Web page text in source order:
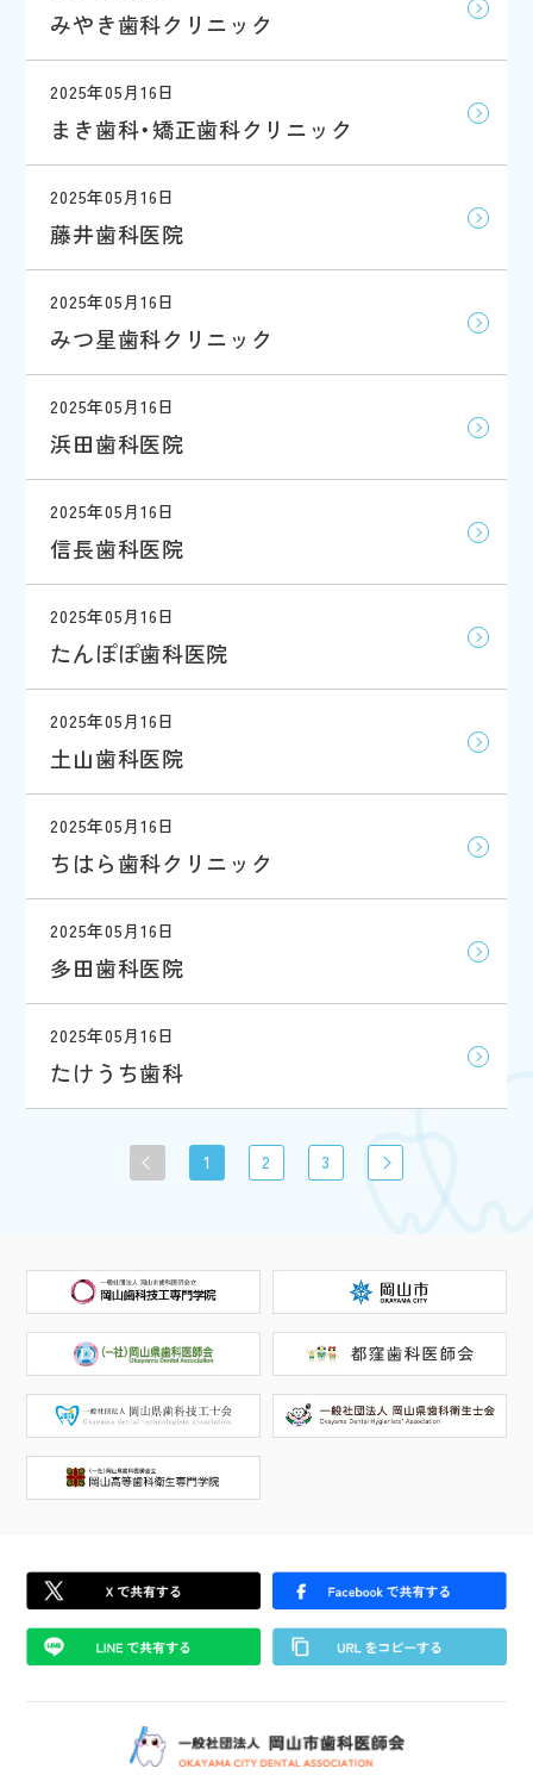
みやき歯科クリニック
2025年05月16日
まき歯科・矯正歯科クリニック
2025年05月16日
藤井歯科医院
2025年05月16日
みつ星歯科クリニック
2025年05月16日
浜田歯科医院
2025年05月16日
信長歯科医院
2025年05月16日
たんぽぽ歯科医院
2025年05月16日
土山歯科医院
2025年05月16日
ちはら歯科クリニック
2025年05月16日
多田歯科医院
2025年05月16日
たけうち歯科
1 2 3